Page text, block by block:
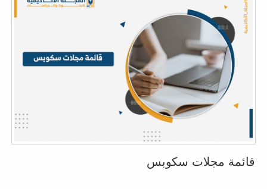
قائمة مجلات سكوبس